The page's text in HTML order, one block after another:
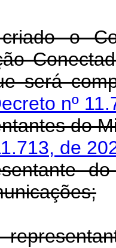
o
será
nº
do
de
do